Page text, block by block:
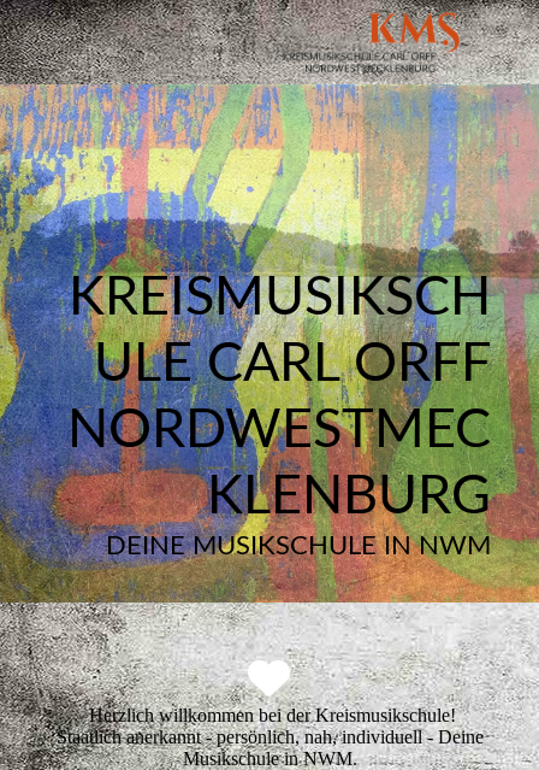
KREISMUSIKSCH
ULE CARL ORFF
NORDWESTMEC
KLENBURG
DEINE MUSIKSCHULE IN NWM
Herzlich willkommen bei der Kreismusikschule!
Staatlich anerkannt - persönlich, nah, individuell - Deine
Musikschule in NWM.